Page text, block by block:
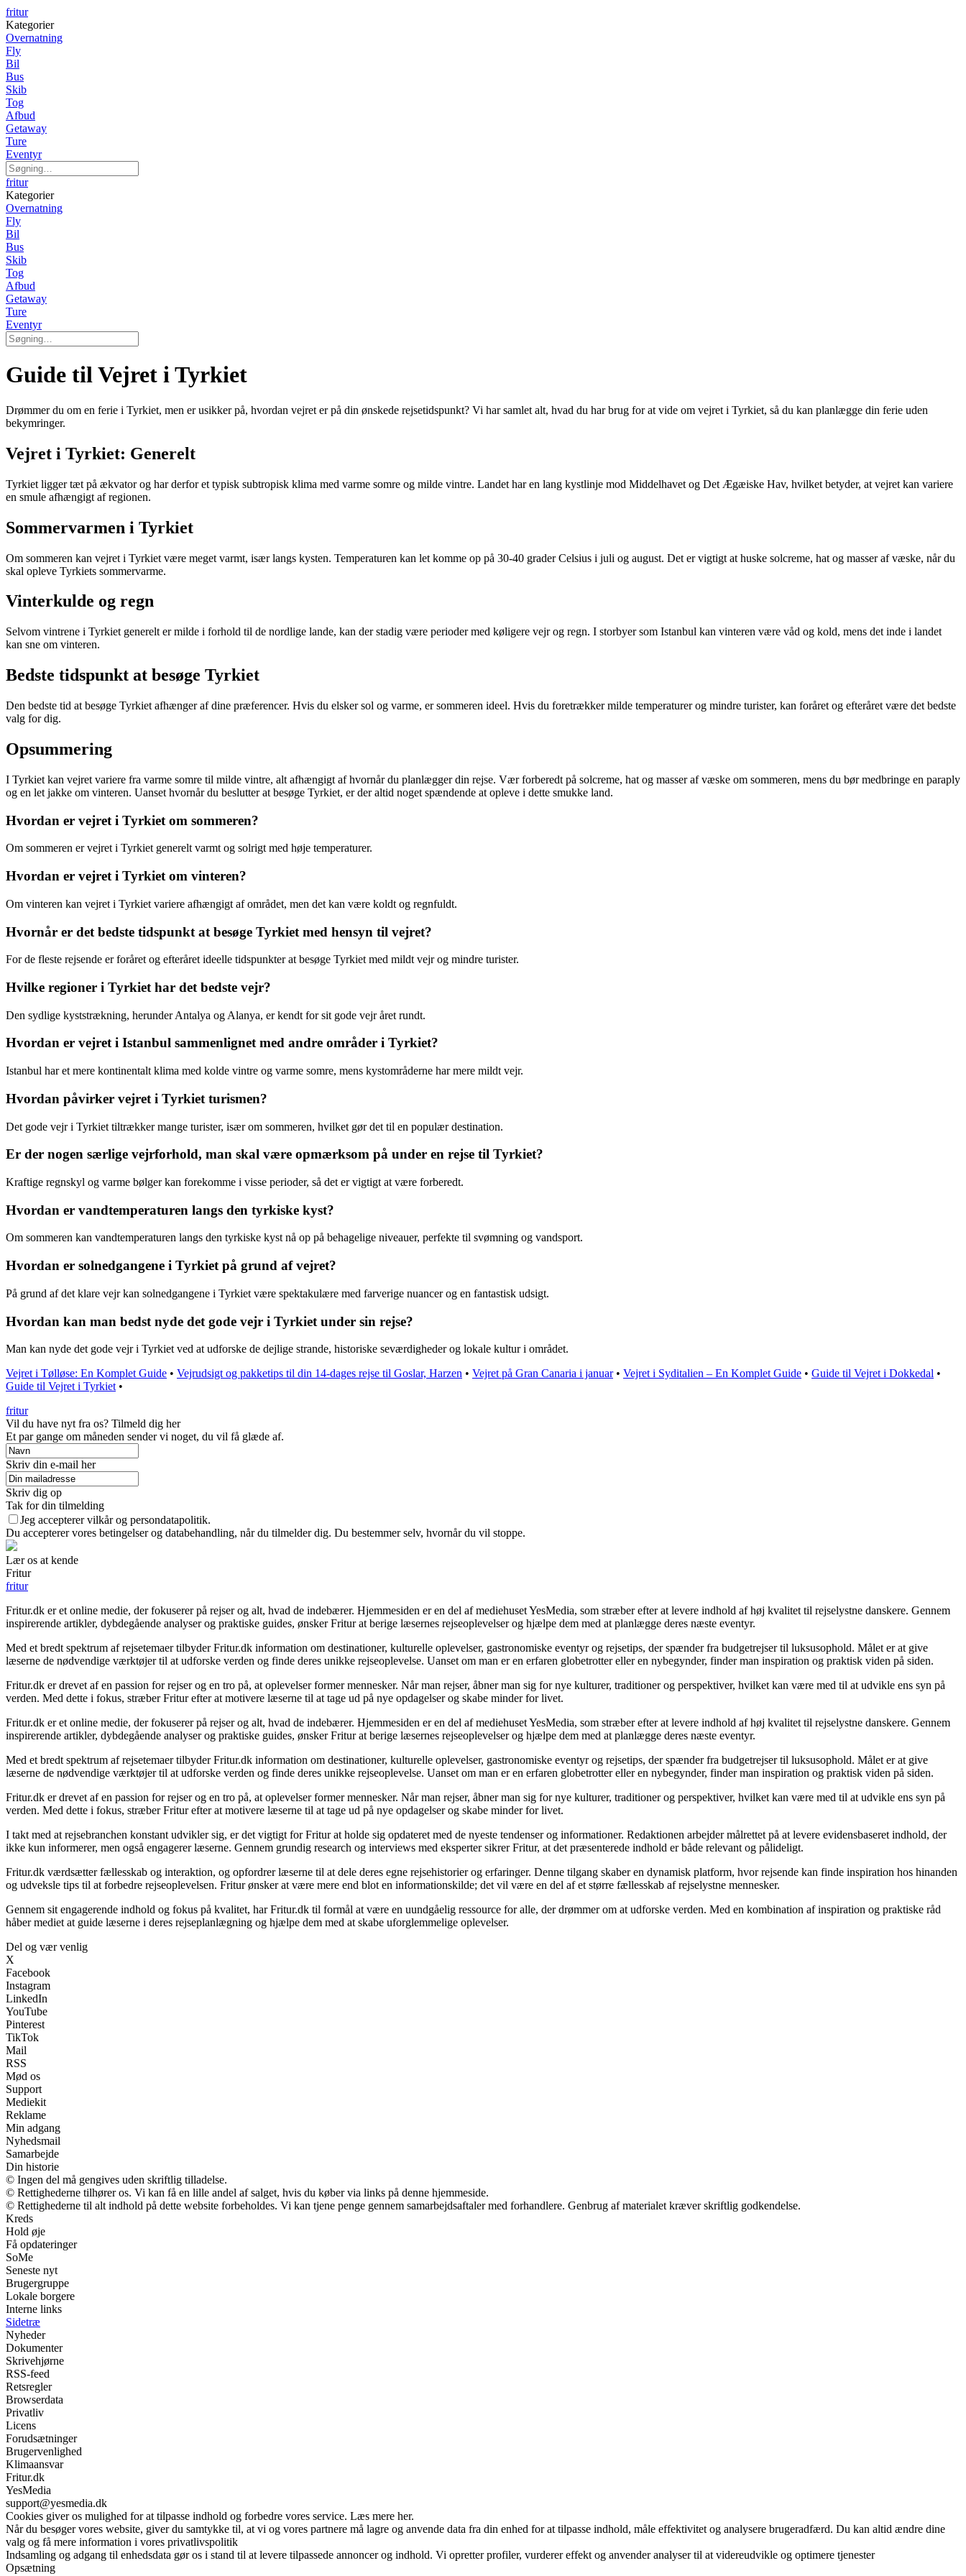
fritur
Kategorier
Overnatning
Fly
Bil
Bus
Skib
Tog
Afbud
Getaway
Ture
Eventyr
fritur
Kategorier
Overnatning
Fly
Bil
Bus
Skib
Tog
Afbud
Getaway
Ture
Eventyr
Guide til Vejret i Tyrkiet
Drømmer du om en ferie i Tyrkiet, men er usikker på, hvordan vejret er på din ønskede rejsetidspunkt? Vi har samlet alt, hvad du har brug for at vide om vejret i Tyrkiet, så du kan planlægge din ferie uden
bekymringer.
Vejret i Tyrkiet: Generelt
Tyrkiet ligger tæt på ækvator og har derfor et typisk subtropisk klima med varme somre og milde vintre. Landet har en lang kystlinje mod Middelhavet og Det Ægæiske Hav, hvilket betyder, at vejret kan variere
en smule afhængigt af regionen.
Sommervarmen i Tyrkiet
Om sommeren kan vejret i Tyrkiet være meget varmt, især langs kysten. Temperaturen kan let komme op på 30-40 grader Celsius i juli og august. Det er vigtigt at huske solcreme, hat og masser af væske, når du
skal opleve Tyrkiets sommervarme.
Vinterkulde og regn
Selvom vintrene i Tyrkiet generelt er milde i forhold til de nordlige lande, kan der stadig være perioder med køligere vejr og regn. I storbyer som Istanbul kan vinteren være våd og kold, mens det inde i landet
kan sne om vinteren.
Bedste tidspunkt at besøge Tyrkiet
Den bedste tid at besøge Tyrkiet afhænger af dine præferencer. Hvis du elsker sol og varme, er sommeren ideel. Hvis du foretrækker milde temperaturer og mindre turister, kan foråret og efteråret være det bedste
valg for dig.
Opsummering
I Tyrkiet kan vejret variere fra varme somre til milde vintre, alt afhængigt af hvornår du planlægger din rejse. Vær forberedt på solcreme, hat og masser af væske om sommeren, mens du bør medbringe en paraply
og en let jakke om vinteren. Uanset hvornår du beslutter at besøge Tyrkiet, er der altid noget spændende at opleve i dette smukke land.
Hvordan er vejret i Tyrkiet om sommeren?
Om sommeren er vejret i Tyrkiet generelt varmt og solrigt med høje temperaturer.
Hvordan er vejret i Tyrkiet om vinteren?
Om vinteren kan vejret i Tyrkiet variere afhængigt af området, men det kan være koldt og regnfuldt.
Hvornår er det bedste tidspunkt at besøge Tyrkiet med hensyn til vejret?
For de fleste rejsende er foråret og efteråret ideelle tidspunkter at besøge Tyrkiet med mildt vejr og mindre turister.
Hvilke regioner i Tyrkiet har det bedste vejr?
Den sydlige kyststrækning, herunder Antalya og Alanya, er kendt for sit gode vejr året rundt.
Hvordan er vejret i Istanbul sammenlignet med andre områder i Tyrkiet?
Istanbul har et mere kontinentalt klima med kolde vintre og varme somre, mens kystområderne har mere mildt vejr.
Hvordan påvirker vejret i Tyrkiet turismen?
Det gode vejr i Tyrkiet tiltrækker mange turister, især om sommeren, hvilket gør det til en populær destination.
Er der nogen særlige vejrforhold, man skal være opmærksom på under en rejse til Tyrkiet?
Kraftige regnskyl og varme bølger kan forekomme i visse perioder, så det er vigtigt at være forberedt.
Hvordan er vandtemperaturen langs den tyrkiske kyst?
Om sommeren kan vandtemperaturen langs den tyrkiske kyst nå op på behagelige niveauer, perfekte til svømning og vandsport.
Hvordan er solnedgangene i Tyrkiet på grund af vejret?
På grund af det klare vejr kan solnedgangene i Tyrkiet være spektakulære med farverige nuancer og en fantastisk udsigt.
Hvordan kan man bedst nyde det gode vejr i Tyrkiet under sin rejse?
Man kan nyde det gode vejr i Tyrkiet ved at udforske de dejlige strande, historiske seværdigheder og lokale kultur i området.
Vejret i Tølløse: En Komplet Guide • Vejrudsigt og pakketips til din 14-dages rejse til Goslar, Harzen • Vejret på Gran Canaria i januar• Vejret i Syditalien – En Komplet Guide • Guide til Vejret i Dokkedal •
Guide til Vejret i Tyrkiet •
fritur
Vil du have nyt fra os? Tilmeld dig her
Et par gange om måneden sender vi noget, du vil få glæde af.
Skriv din e-mail her
Skriv dig op
Tak for din tilmelding
Jeg accepterer vilkår og persondatapolitik.
Du accepterer vores betingelser og databehandling, når du tilmelder dig. Du bestemmer selv, hvornår du vil stoppe.
Lær os at kende
Fritur
fritur
Fritur.dk er et online medie, der fokuserer på rejser og alt, hvad de indebærer. Hjemmesiden er en del af mediehuset YesMedia, som stræber efter at levere indhold af høj kvalitet til rejselystne danskere. Gennem
inspirerende artikler, dybdegående analyser og praktiske guides, ønsker Fritur at berige læsernes rejseoplevelser og hjælpe dem med at planlægge deres næste eventyr.
Med et bredt spektrum af rejsetemaer tilbyder Fritur.dk information om destinationer, kulturelle oplevelser, gastronomiske eventyr og rejsetips, der spænder fra budgetrejser til luksusophold. Målet er at give
læserne de nødvendige værktøjer til at udforske verden og finde deres unikke rejseoplevelse. Uanset om man er en erfaren globetrotter eller en nybegynder, finder man inspiration og praktisk viden på siden.
Fritur.dk er drevet af en passion for rejser og en tro på, at oplevelser former mennesker. Når man rejser, åbner man sig for nye kulturer, traditioner og perspektiver, hvilket kan være med til at udvikle ens syn på
verden. Med dette i fokus, stræber Fritur efter at motivere læserne til at tage ud på nye opdagelser og skabe minder for livet.
Fritur.dk er et online medie, der fokuserer på rejser og alt, hvad de indebærer. Hjemmesiden er en del af mediehuset YesMedia, som stræber efter at levere indhold af høj kvalitet til rejselystne danskere. Gennem
inspirerende artikler, dybdegående analyser og praktiske guides, ønsker Fritur at berige læsernes rejseoplevelser og hjælpe dem med at planlægge deres næste eventyr.
Med et bredt spektrum af rejsetemaer tilbyder Fritur.dk information om destinationer, kulturelle oplevelser, gastronomiske eventyr og rejsetips, der spænder fra budgetrejser til luksusophold. Målet er at give
læserne de nødvendige værktøjer til at udforske verden og finde deres unikke rejseoplevelse. Uanset om man er en erfaren globetrotter eller en nybegynder, finder man inspiration og praktisk viden på siden.
Fritur.dk er drevet af en passion for rejser og en tro på, at oplevelser former mennesker. Når man rejser, åbner man sig for nye kulturer, traditioner og perspektiver, hvilket kan være med til at udvikle ens syn på
verden. Med dette i fokus, stræber Fritur efter at motivere læserne til at tage ud på nye opdagelser og skabe minder for livet.
I takt med at rejsebranchen konstant udvikler sig, er det vigtigt for Fritur at holde sig opdateret med de nyeste tendenser og informationer. Redaktionen arbejder målrettet på at levere evidensbaseret indhold, der
ikke kun informerer, men også engagerer læserne. Gennem grundig research og interviews med eksperter sikrer Fritur, at det præsenterede indhold er både relevant og pålideligt.
Fritur.dk værdsætter fællesskab og interaktion, og opfordrer læserne til at dele deres egne rejsehistorier og erfaringer. Denne tilgang skaber en dynamisk platform, hvor rejsende kan finde inspiration hos hinanden
og udveksle tips til at forbedre rejseoplevelsen. Fritur ønsker at være mere end blot en informationskilde; det vil være en del af et større fællesskab af rejselystne mennesker.
Gennem sit engagerende indhold og fokus på kvalitet, har Fritur.dk til formål at være en uundgåelig ressource for alle, der drømmer om at udforske verden. Med en kombination af inspiration og praktiske råd
håber mediet at guide læserne i deres rejseplanlægning og hjælpe dem med at skabe uforglemmelige oplevelser.
Del og vær venlig
X
Facebook
Instagram
LinkedIn
YouTube
Pinterest
TikTok
Mail
RSS
Mød os
Support
Mediekit
Reklame
Min adgang
Nyhedsmail
Samarbejde
Din historie
© Ingen del må gengives uden skriftlig tilladelse.
© Rettighederne tilhører os. Vi kan få en lille andel af salget, hvis du køber via links på denne hjemmeside.
© Rettighederne til alt indhold på dette website forbeholdes. Vi kan tjene penge gennem samarbejdsaftaler med forhandlere. Genbrug af materialet kræver skriftlig godkendelse.
Kreds
Hold øje
Få opdateringer
SoMe
Seneste nyt
Brugergruppe
Lokale borgere
Interne links
Sidetræ
Nyheder
Dokumenter
Skrivehjørne
RSS-feed
Retsregler
Browserdata
Privatliv
Licens
Forudsætninger
Brugervenlighed
Klimaansvar
Fritur.dk
YesMedia
support@yesmedia.dk
Cookies giver os mulighed for at tilpasse indhold og forbedre vores service. Læs mere her.
Når du besøger vores website, giver du samtykke til, at vi og vores partnere må lagre og anvende data fra din enhed for at tilpasse indhold, måle effektivitet og analysere brugeradfærd. Du kan altid ændre dine
valg og få mere information i vores privatlivspolitik
Indsamling og adgang til enhedsdata gør os i stand til at levere tilpassede annoncer og indhold. Vi opretter profiler, vurderer effekt og anvender analyser til at videreudvikle og optimere tjenester
Opsætning